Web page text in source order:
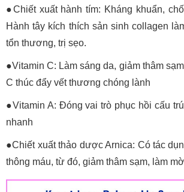
●Chiết xuất hành tím: Kháng khuẩn,
Hành tây kích thích sản sinh collagen
tổn thương, trị sẹo.
●Vitamin C: Làm sáng da, giảm thâm
C thúc đẩy vết thương chóng lành
●Vitamin A: Đóng vai trò phục hồi cấu
nhanh
●Chiết xuất thảo dược Arnica: Có tác
thông máu, từ đó, giảm thâm sạm, làm